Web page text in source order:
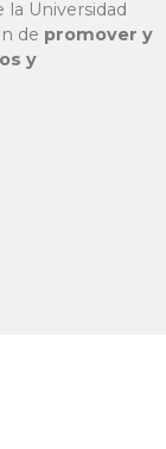
la Universidad
de promover y
y